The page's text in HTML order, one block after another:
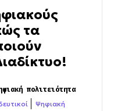
τα
πολιτειότητα
Ψηφιακή